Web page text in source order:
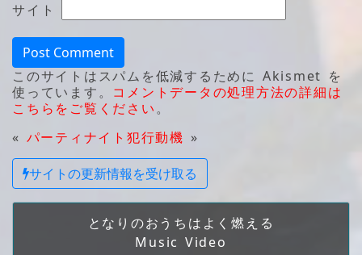
サイト
このサイトはスパムを低減するために Akismet を
使っています。 コメントデータの処理方法の詳細は
こちらをご覧ください。
« パーティナイト 犯行動機 »
サイトの更新情報を受け取る
となりのおうちはよく燃える
Music Video